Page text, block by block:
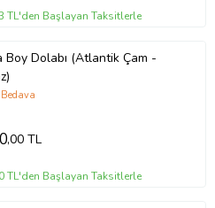
ilgili detaylı bilgi
olan uzaklığı teslimat
neden olabilmektedir. Bu
sorumlu değildir.
paketleri kontrol ediniz, hasarlı
teslim almayınız, teslim
tutturunuz. Hasarlı paket
TL'den Başlayan Taksitlerle
Boy Dolabı (Atlantik Çam -
,00 TL
TL'den Başlayan Taksitlerle